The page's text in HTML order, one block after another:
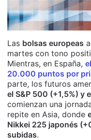
Las bolsas europeas
martes con tono
Mientras, en España,
20.000 puntos por
parte, los futuros
el S&P 500 (+1,5%) y
comienzan una
repite en Asia, donde
Nikkei 225 japonés
subidas.